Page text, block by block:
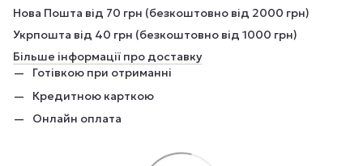
Нова Пошта від 70 грн (безкоштовно від 2000 грн)
Укрпошта від 40 грн (безкоштовно від 1000 грн)
Більше інформації про доставку
Готівкою при отриманні
Кредитною карткою
Онлайн оплата